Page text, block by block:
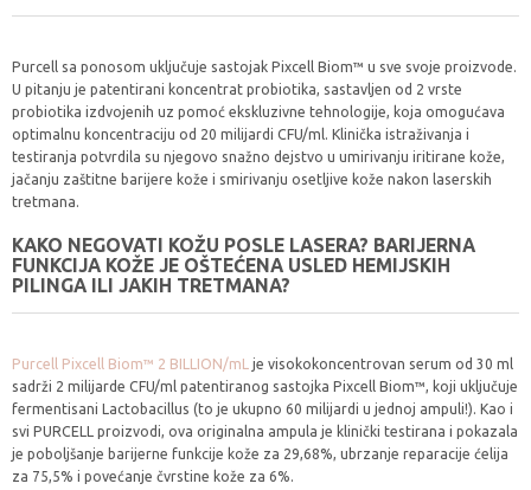
Purcell sa ponosom uključuje sastojak Pixcell Biom™ u sve svoje proizvode.
U pitanju je patentirani koncentrat probiotika, sastavljen od 2 vrste
probiotika izdvojenih uz pomoć ekskluzivne tehnologije, koja omogućava
optimalnu koncentraciju od 20 milijardi CFU/ml. Klinička istraživanja i
testiranja potvrdila su njegovo snažno dejstvo u umirivanju iritirane kože,
jačanju zaštitne barijere kože i smirivanju osetljive kože nakon laserskih
tretmana.
KAKO NEGOVATI KOŽU POSLE LASERA? BARIJERNA
FUNKCIJA KOŽE JE OŠTEĆENA USLED HEMIJSKIH
PILINGA ILI JAKIH TRETMANA?
Purcell Pixcell Biom™ 2 BILLION/mL je visokokoncentrovan serum od 30 ml
sadrži 2 milijarde CFU/ml patentiranog sastojka Pixcell Biom™, koji uključuje
fermentisani Lactobacillus (to je ukupno 60 milijardi u jednoj ampuli!). Kao i
svi PURCELL proizvodi, ova originalna ampula je klinički testirana i pokazala
je poboljšanje barijerne funkcije kože za 29,68%, ubrzanje reparacije ćelija
za 75,5% i povećanje čvrstine kože za 6%.